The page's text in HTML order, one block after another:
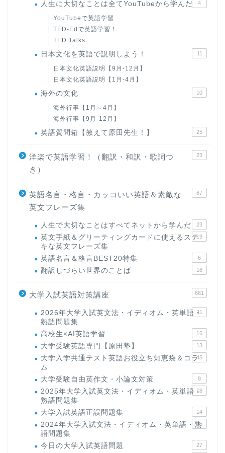
人生に大切なことは全てYouTubeから学んだ 4
YouTubeで英語学習
TED-Edで英語学習！
TED Talks
日本文化を英語で説明しよう！ 11
日本文化英語説明【9月-12月】
日本文化英語説明【1月-4月】
海外の文化 10
海外行事【1月～4月】
海外行事【9月-12月】
英語質問箱【教えて原田先生！】 25
洋楽で英語学習！（翻訳・和訳・歌詞つ
き）
23
英語名言・格言・カッコいい英語＆素敵な
英文フレーズ集
67
人生で大切なことはすべてネットから学んだ 23
英文手紙＆グリーティングカードに使えるステ
キな英文フレーズ集
19
英語名言＆格言BEST20特集 6
翻訳しづらい世界のことば 18
大学入試英語対策講座 661
2026年大学入試英文法・イディオム・英単語・
熟語問題集
11
高校生×AI英語学習 16
大学受験英語専門【原田塾】 13
大学入学共通テスト英語お役立ち知恵袋＆コラ
ム
45
大学受験自由英作文・小論文対策 8
2025年大学入試英文法・イディオム・英単語・
熟語問題集
18
大学入試英語正誤問題集 14
2024年大学入試文法・イディオム・英単語・熟
語問題集
15
今日の大学入試英語問題 27